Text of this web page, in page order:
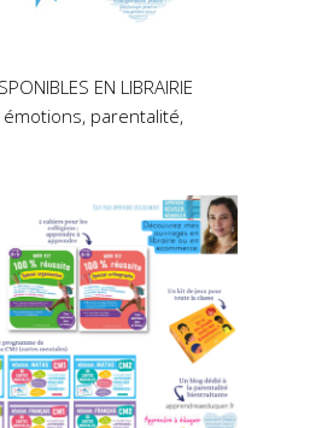
EN LIBRAIRIE
parentalité,